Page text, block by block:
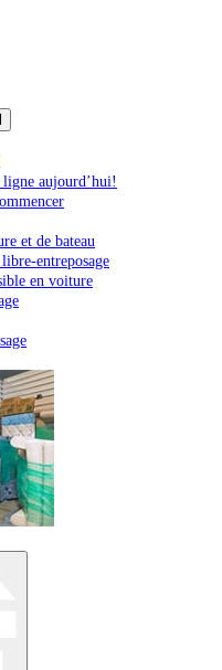
aujourd’hui!
et de bateau
entreposage
en voiture